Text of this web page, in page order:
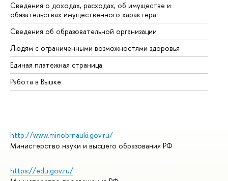
Сведения о доходах, расходах, об имуществе и
обязательствах имущественного характера
Сведения об образовательной организации
Людям с ограниченными возможностями здоровья
Единая платежная страница
Работа в Вышке
http://www.minobrnauki.gov.ru/
Министерство науки и высшего образования РФ
https://edu.gov.ru/